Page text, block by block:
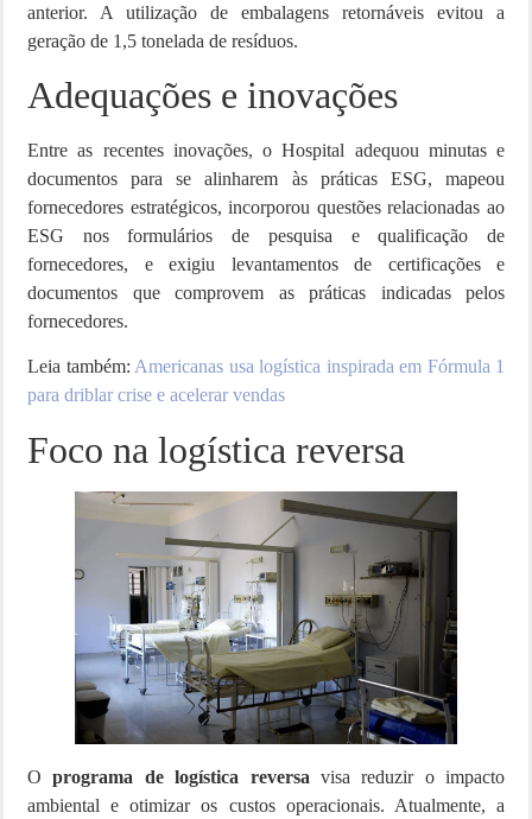
anterior. A utilização de embalagens retornáveis evitou a
geração de 1,5 tonelada de resíduos.
Adequações e inovações
Entre as recentes inovações, o Hospital adequou minutas e
documentos para se alinharem às práticas ESG, mapeou
fornecedores estratégicos, incorporou questões relacionadas ao
ESG nos formulários de pesquisa e qualificação de
fornecedores, e exigiu levantamentos de certificações e
documentos que comprovem as práticas indicadas pelos
fornecedores.
Leia também: Americanas usa logística inspirada em Fórmula 1
para driblar crise e acelerar vendas
Foco na logística reversa
Oprograma de logística reversa visa reduzir o impacto
ambiental e otimizar os custos operacionais. Atualmente, a